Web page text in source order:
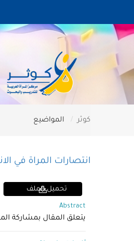
كوثر المواضيع
انتصارات المراة في
تحميل الملف
Abstract
يتعلق المقال بمشاركة